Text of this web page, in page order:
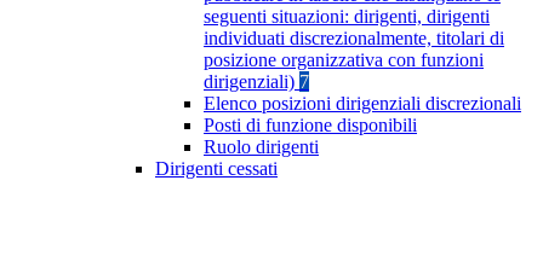
seguenti situazioni: dirigenti, dirigenti
individuati discrezionalmente, titolari di
posizione organizzativa con funzioni
dirigenziali) 7
Elenco posizioni dirigenziali discrezionali
Posti di funzione disponibili
Ruolo dirigenti
Dirigenti cessati